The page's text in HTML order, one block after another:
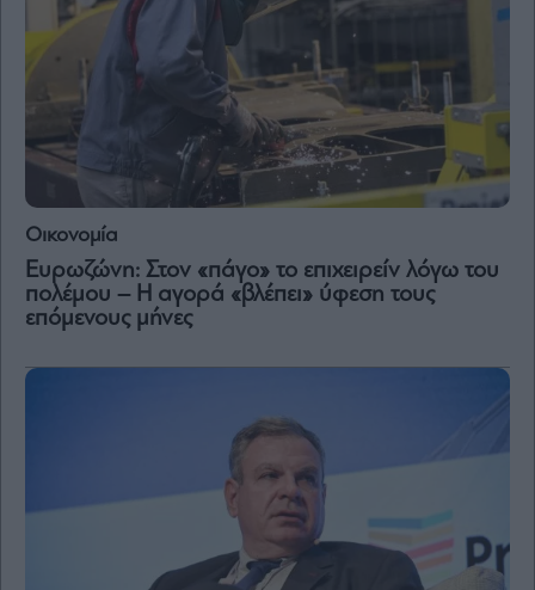
Οικονομία
Ευρωζώνη: Στον «πάγο» το επιχειρείν λόγω του
πολέμου – Η αγορά «βλέπει» ύφεση τους
επόμενους μήνες